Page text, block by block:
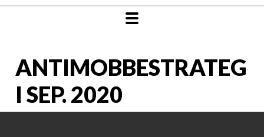
ANTIMOBBESTRATEG
I SEP. 2020